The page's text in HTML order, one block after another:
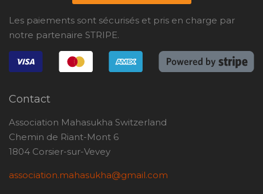
Les paiements sont sécurisés et pris en charge par
notre partenaire STRIPE.
Contact
Association Mahasukha Switzerland
Chemin de Riant-Mont 6
1804 Corsier-sur-Vevey
association.mahasukha@gmail.com